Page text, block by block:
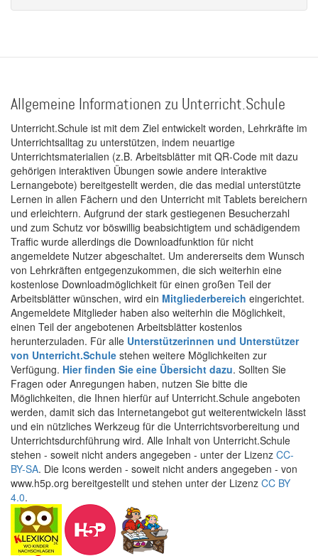
Allgemeine Informationen zu Unterricht.Schule
Unterricht.Schule ist mit dem Ziel entwickelt worden, Lehrkräfte im
Unterrichtsalltag zu unterstützen, indem neuartige
Unterrichtsmaterialien (z.B. Arbeitsblätter mit QR-Code mit dazu
gehörigen interaktiven Übungen sowie andere interaktive
Lernangebote) bereitgestellt werden, die das medial unterstützte
Lernen in allen Fächern und den Unterricht mit Tablets bereichern
und erleichtern. Aufgrund der stark gestiegenen Besucherzahl
und zum Schutz vor böswillig beabsichtigtem und schädigendem
Traffic wurde allerdings die Downloadfunktion für nicht
angemeldete Nutzer abgeschaltet. Um andererseits dem Wunsch
von Lehrkräften entgegenzukommen, die sich weiterhin eine
kostenlose Downloadmöglichkeit für einen großen Teil der
Arbeitsblätter wünschen, wird ein Mitgliederbereich eingerichtet.
Angemeldete Mitglieder haben also weiterhin die Möglichkeit,
einen Teil der angebotenen Arbeitsblätter kostenlos
herunterzuladen. Für alle Unterstützerinnen und Unterstützer
von Unterricht.Schule stehen weitere Möglichkeiten zur
Verfügung. Hier finden Sie eine Übersicht dazu. Sollten Sie
Fragen oder Anregungen haben, nutzen Sie bitte die
Möglichkeiten, die Ihnen hierfür auf Unterricht.Schule angeboten
werden, damit sich das Internetangebot gut weiterentwickeln lässt
und ein nützliches Werkzeug für die Unterrichtsvorbereitung und
Unterrichtsdurchführung wird. Alle Inhalt von Unterricht.Schule
stehen - soweit nicht anders angegeben - unter der Lizenz CC-
BY-SA. Die Icons werden - soweit nicht anders angegeben - von
www.h5p.org bereitgestellt und stehen unter der Lizenz CC BY
4.0.